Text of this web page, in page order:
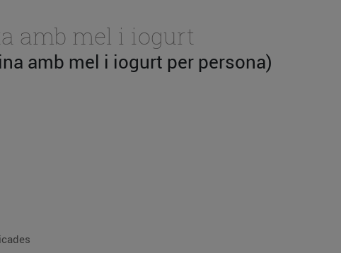
amb mel i iogurt
amb mel i iogurt per persona)